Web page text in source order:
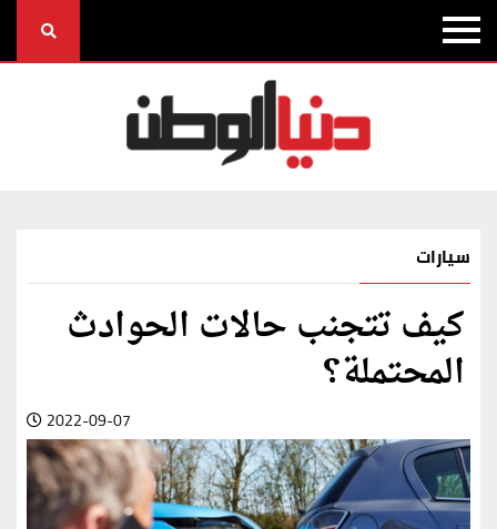
سيارات
كيف تتجنب حالات الحوادث
المحتملة؟
2022-09-07